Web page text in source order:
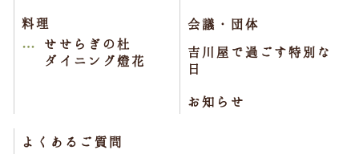
料理
せせらぎの杜
ダイニング燈花
会議・団体
吉川屋で過ごす特別な
日
お知らせ
よくあるご質問